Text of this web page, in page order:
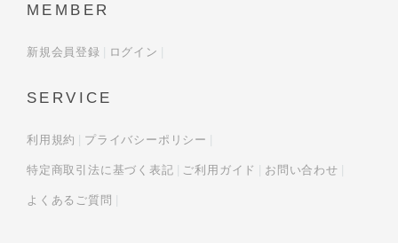
MEMBER
新規会員登録 ログイン
SERVICE
利用規約 プライバシーポリシー
特定商取引法に基づく表記 ご利用ガイド お問い合わせ
よくあるご質問